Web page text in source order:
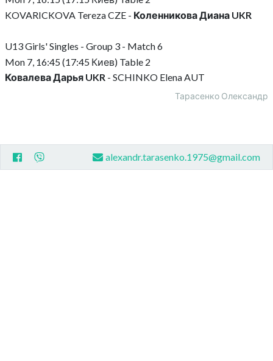
KOVARICKOVA Tereza CZE - Коленникова Диана UKR
U13 Girls' Singles - Group 3 - Match 6
Mon 7, 16:45 (17:45 Киев) Table 2
Ковалева Дарья UKR - SCHINKO Elena AUT
Тарасенко Олександр
alexandr.tarasenko.1975@gmail.com